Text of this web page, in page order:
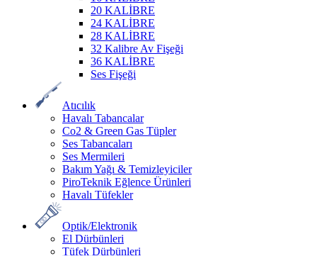
20 KALİBRE
24 KALİBRE
28 KALİBRE
32 Kalibre Av Fişeği
36 KALİBRE
Ses Fişeği
Atıcılık
Havalı Tabancalar
Co2 & Green Gas Tüpler
Ses Tabancaları
Ses Mermileri
Bakım Yağı & Temizleyiciler
PiroTeknik Eğlence Ürünleri
Havalı Tüfekler
Optik/Elektronik
El Dürbünleri
Tüfek Dürbünleri